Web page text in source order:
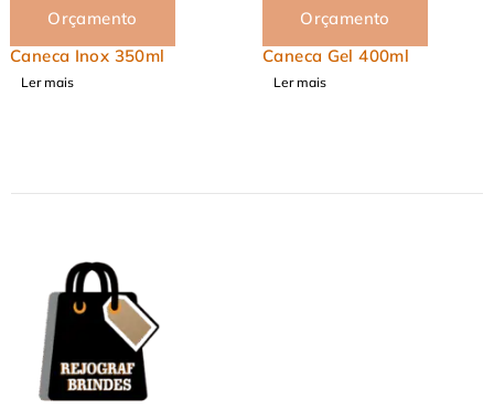
Orçamento
Caneca Inox 350ml
Ler mais
Orçamento
Caneca Gel 400ml
Ler mais